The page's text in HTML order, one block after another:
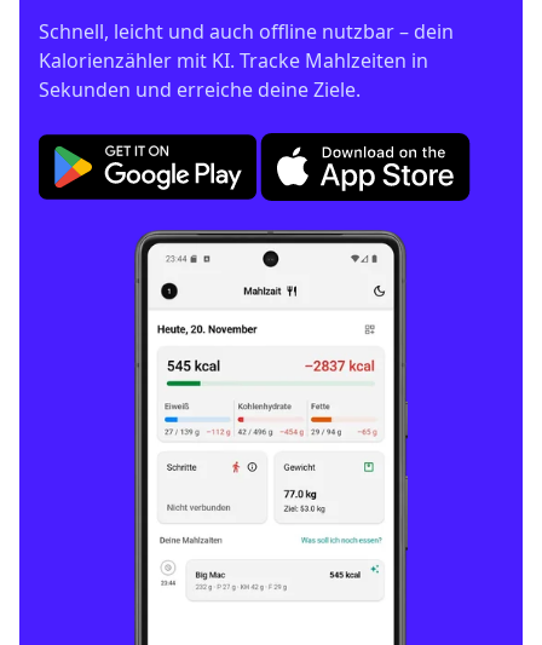
Schnell, leicht und auch offline nutzbar – dein
Kalorienzähler mit KI. Tracke Mahlzeiten in
Sekunden und erreiche deine Ziele.